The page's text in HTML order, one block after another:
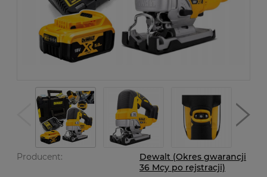
Producent:
Dewalt (Okres gwarancji
36 Mcy po rejstracji)